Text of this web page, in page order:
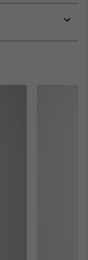
or
or